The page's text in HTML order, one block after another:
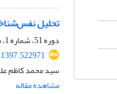
تحلیل
دوره 51، شماره 1، مرداد 1397، صفحه
سید محمد کاظم
مشاهده مقاله